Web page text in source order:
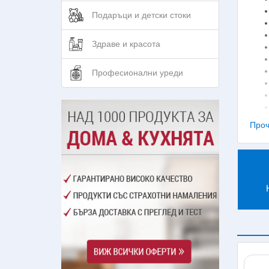
Подаръци и детски стоки
Здраве и красота
Професионални уреди